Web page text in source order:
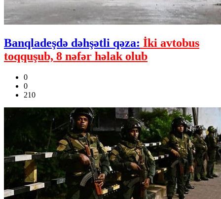
Banqladeşdə dəhşətli qəza: İki avtobus
toqquşub, 8 nəfər həlak olub
0
0
210